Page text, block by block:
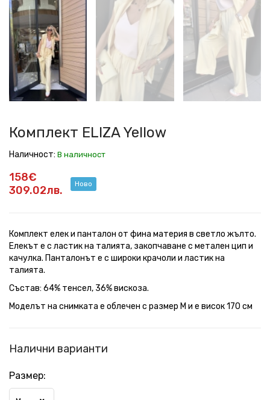
ELIZA
Yellow
ELIZA
Yellow
ELIZA
Yellow
ELIZA
Yellow
ELIZA
Yellow
ELIZA
Yellow
ELIZA
Yellow
ELIZA
Yellow
ELIZA
Yellow
ELIZA
Yellow
Комплект ELIZA Yellow
Наличност: В наличност
158€
309.02лв.
Ново
Комплект елек и панталон от фина материя в светло жълто.
Елекът е с ластик на талията, закопчаване с метален цип и
качулка. Панталонът е с широки крачоли и ластик на
талията.
Състав: 64% тенсел, 36% вискоза.
Моделът на снимката е облечен с размер М и е висок 170 см
Налични варианти
Размер: